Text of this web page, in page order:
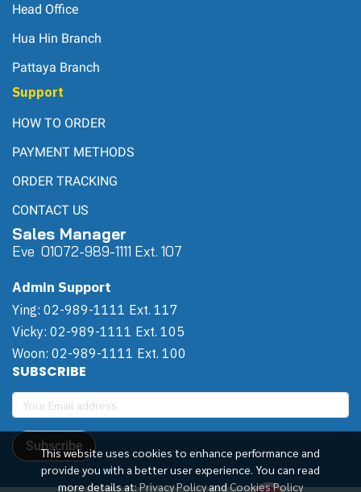
This website uses cookies to enhance performance and
provide you with a better user experience. You can read
more details at:Privacy PolicyandCookies Policy
Head Office
Hua Hin Branch
Pattaya Branch
Support
HOW TO ORDER
PAYMENT METHODS
ORDER TRACKING
CONTACT US
Sales Manager
Eve 01072-989-1111 Ext. 107
Admin Support
Ying: 02-989-1111 Ext. 117
Vicky: 02-989-1111 Ext. 105
Woon: 02-989-1111 Ext. 100
SUBSCRIBE
Subscribe